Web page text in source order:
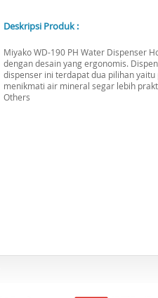
Deskripsi Produk :
Miyako WD-190 PH Water Dispenser
dengan desain yang ergonomis.
dispenser ini terdapat dua pilihan
menikmati air mineral segar lebih
Others